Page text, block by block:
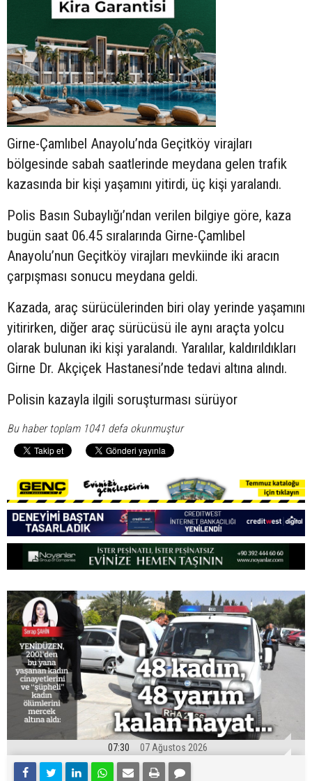
Girne-Çamlıbel Anayolu’nda Geçitköy virajları
bölgesinde sabah saatlerinde meydana gelen trafik
kazasında bir kişi yaşamını yitirdi, üç kişi yaralandı.
Polis Basın Subaylığı’ndan verilen bilgiye göre, kaza
bugün saat 06.45 sıralarında Girne-Çamlıbel
Anayolu’nun Geçitköy virajları mevkiinde iki aracın
çarpışması sonucu meydana geldi.
Kazada, araç sürücülerinden biri olay yerinde yaşamını
yitirirken, diğer araç sürücüsü ile aynı araçta yolcu
olarak bulunan iki kişi yaralandı. Yaralılar, kaldırıldıkları
Girne Dr. Akçiçek Hastanesi’nde tedavi altına alındı.
Polisin kazayla ilgili soruşturması sürüyor
Bu haber toplam 1041 defa okunmuştur
07:30 07 Ağustos 2026